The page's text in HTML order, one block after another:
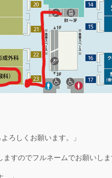
ろしくお願います。」
すのでフルネームでお願いしま